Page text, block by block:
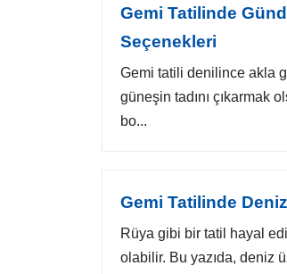
Gemi Tatilinde
Seçenekleri
Gemi tatili denilince akla
güneşin tadını çıkarmak
bo...
Gemi Tatilinde
Rüya gibi bir tatil hayal
olabilir. Bu yazıda, deniz